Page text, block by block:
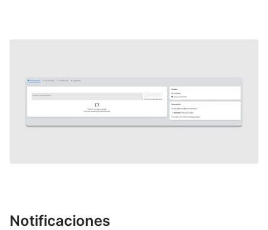
Notificaciones